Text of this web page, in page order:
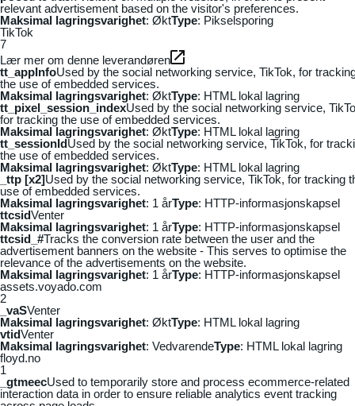
relevant advertisement based on the visitor's preferences.
Maksimal lagringsvarighet: ØktType: Pikselsporing
TikTok
7
Lær mer om denne leverandøren
tt_appInfoUsed by the social networking service, TikTok, for
the use of embedded services.
Maksimal lagringsvarighet: ØktType: HTML lokal lagring
tt_pixel_session_indexUsed by the social networking service,
for tracking the use of embedded services.
Maksimal lagringsvarighet: ØktType: HTML lokal lagring
tt_sessionIdUsed by the social networking service, TikTok, for
the use of embedded services.
Maksimal lagringsvarighet: ØktType: HTML lokal lagring
_ttp [x2]Used by the social networking service, TikTok, for tracking
use of embedded services.
Maksimal lagringsvarighet: 1 årType: HTTP-informasjonskapsel
ttcsidVenter
Maksimal lagringsvarighet: 1 årType: HTTP-informasjonskapsel
ttcsid_#Tracks the conversion rate between the user and the
advertisement banners on the website - This serves to optimise the
relevance of the advertisements on the website.
Maksimal lagringsvarighet: 1 årType: HTTP-informasjonskapsel
assets.voyado.com
2
_vaSVenter
Maksimal lagringsvarighet: ØktType: HTML lokal lagring
vtidVenter
Maksimal lagringsvarighet: VedvarendeType: HTML lokal lagring
floyd.no
1
_gtmeecUsed to temporarily store and process ecommerce-related
interaction data in order to ensure reliable analytics event tracking